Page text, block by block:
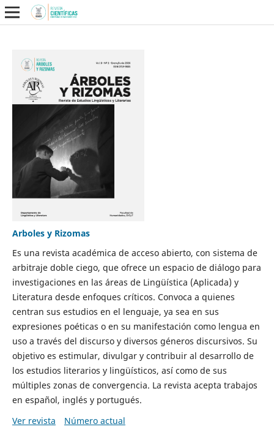
Arboles y Rizomas
Es una revista académica de acceso abierto, con sistema de
arbitraje doble ciego, que ofrece un espacio de diálogo para
investigaciones en las áreas de Lingüística (Aplicada) y
Literatura desde enfoques críticos. Convoca a quienes
centran sus estudios en el lenguaje, ya sea en sus
expresiones poéticas o en su manifestación como lengua en
uso a través del discurso y diversos géneros discursivos. Su
objetivo es estimular, divulgar y contribuir al desarrollo de
los estudios literarios y lingüísticos, así como de sus
múltiples zonas de convergencia. La revista acepta trabajos
en español, inglés y portugués.
Ver revista
Número actual